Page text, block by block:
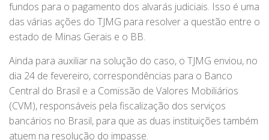
fundos para o pagamento dos alvarás judiciais. Isso é uma
das várias ações do TJMG para resolver a questão entre o
estado de Minas Gerais e o BB.
Ainda para auxiliar na solução do caso, o TJMG enviou, no
dia 24 de fevereiro, correspondências para o Banco
Central do Brasil e a Comissão de Valores Mobiliários
(CVM), responsáveis pela fiscalização dos serviços
bancários no Brasil, para que as duas instituições também
atuem na resolução do impasse.